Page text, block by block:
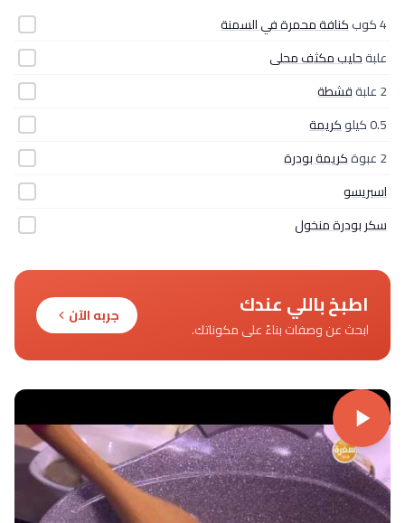
4 كوب
كنافة محمرة في السمنة
علبةحليب مكثف محلى
2 علبة
قشطة
0.5 كيلو
كريمة
2 عبوة
كريمة بودرة
اسبريسو
سكر بودرة منخول
اطبخ باللي عندك
ابحث عن وصفات بناءً على مكوناتك.
جربه الآن